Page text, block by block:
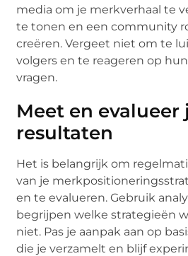
media om je merkverhaal te
te tonen en een community
creëren. Vergeet niet om te
volgers en te reageren op
vragen.
Meet en evalueer
resultaten
Het is belangrijk om
van je
en te evalueren. Gebruik
begrijpen welke strategieën
niet. Pas je aanpak aan op
die je verzamelt en blijf